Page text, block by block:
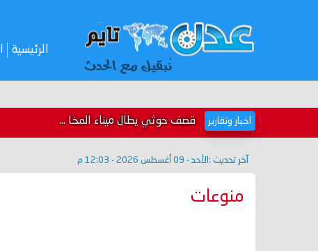
الرئيسية
اخبار وتقارير قصف حوثي يطال ميناء المخا ...
آخر تحديث : الأحد - 09 أغسطس 2026 - 12:03 م
منوعات